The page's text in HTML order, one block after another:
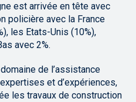
est arrivée en tête avec
policière avec la France
les Etats-Unis (10%),
avec 2%.
de l’assistance
et d’expériences,
les travaux de construction